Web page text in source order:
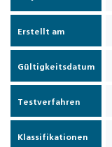
Erstellt am
Gültigkeitsdatum
Testverfahren
Klassifikationen